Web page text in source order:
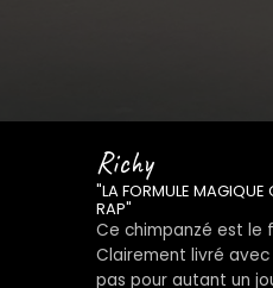
Richy
"LA FORMULE MAGIQUE
RAP"
Ce chimpanzé est le
Clairement livré
pas pour autant un